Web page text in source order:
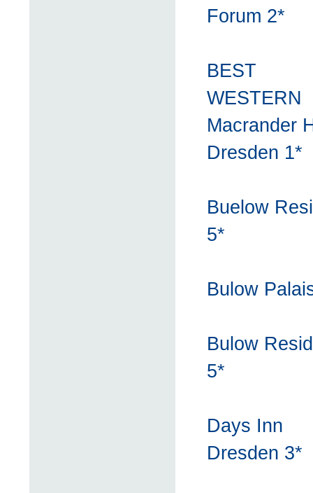
Forum 2*
BEST
WESTERN
Macrander
Dresden 1*
Buelow
5*
Bulow
Bulow
5*
Days Inn
Dresden 3*